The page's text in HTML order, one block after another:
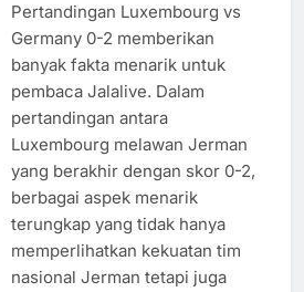
Pertandingan Luxembourg vs
Germany 0-2 memberikan
banyak fakta menarik untuk
pembaca Jalalive. Dalam
pertandingan antara
Luxembourg melawan Jerman
yang berakhir dengan skor 0-2,
berbagai aspek menarik
terungkap yang tidak hanya
memperlihatkan kekuatan tim
nasional Jerman tetapi juga